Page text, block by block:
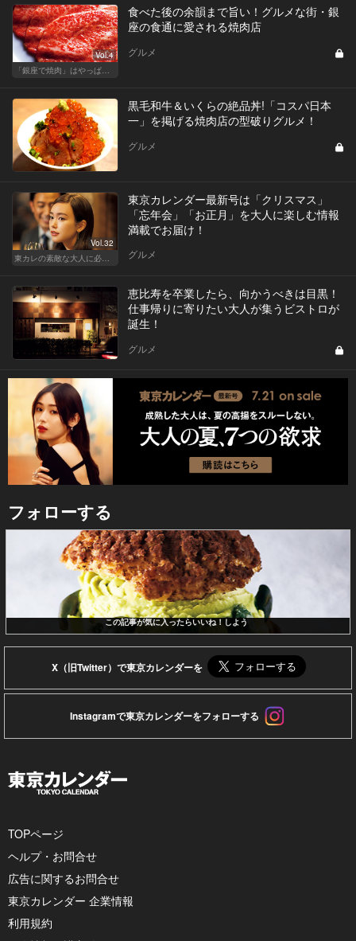
Vol.4
「銀座で焼肉」はやっぱりテンションが上がります！
食べた後の余韻まで旨い！グルメな街・銀
座の食通に愛される焼肉店
グルメ
黒毛和牛＆いくらの絶品丼!「コスパ日本
一」を掲げる焼肉店の型破りグルメ！
グルメ
Vol.32
東カレの素敵な大人に必要なこと
東京カレンダー最新号は「クリスマス」
「忘年会」「お正月」を大人に楽しむ情報
満載でお届け！
グルメ
恵比寿を卒業したら、向かうべきは目黒！
仕事帰りに寄りたい大人が集うビストロが
誕生！
グルメ
フォローする
この記事が気に入ったらいいね！しよう
X（旧Twitter）で東京カレンダーを
Instagramで東京カレンダーをフォローする
TOPページ
ヘルプ・お問合せ
広告に関するお問合せ
東京カレンダー 企業情報
利用規約